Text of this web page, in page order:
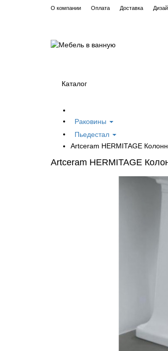
О компании Оплата Доставка
Каталог
Раковины
Пьедестал
Artceram HERMITAGE
Artceram HERMITAGE